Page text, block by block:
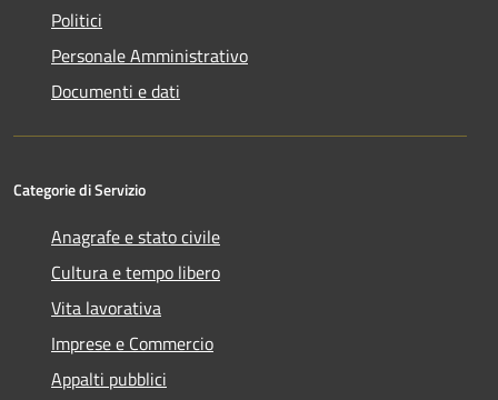
Politici
Personale Amministrativo
Documenti e dati
Categorie di Servizio
Anagrafe e stato civile
Cultura e tempo libero
Vita lavorativa
Imprese e Commercio
Appalti pubblici